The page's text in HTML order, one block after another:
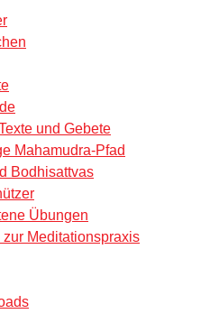
und Gebete
Mahamudra-Pfad
Bodhisattvas
Übungen
zur Meditationspraxis